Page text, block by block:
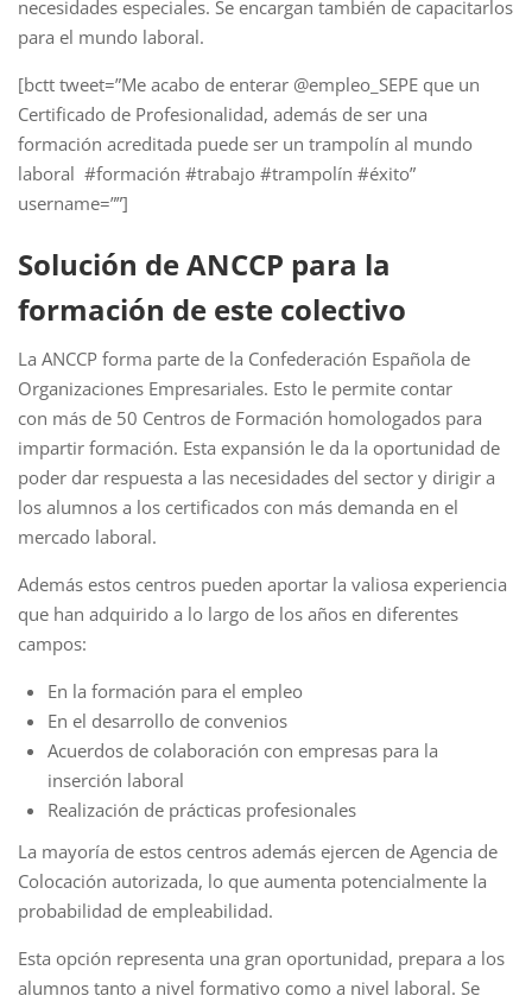
necesidades especiales. Se encargan también de capacitarlos
para el mundo laboral.
[bctt tweet=”Me acabo de enterar @empleo_SEPE que un
Certificado de Profesionalidad, además de ser una
formación acreditada puede ser un trampolín al mundo
laboral #formación #trabajo #trampolín #éxito”
username=””]
Solución de ANCCP para la
formación de este colectivo
La ANCCP forma parte de la Confederación Española de
Organizaciones Empresariales. Esto le permite contar
con más de 50 Centros de Formación homologados para
impartir formación. Esta expansión le da la oportunidad de
poder dar respuesta a las necesidades del sector y dirigir a
los alumnos a los certificados con más demanda en el
mercado laboral.
Además estos centros pueden aportar la valiosa experiencia
que han adquirido a lo largo de los años en diferentes
campos:
En la formación para el empleo
En el desarrollo de convenios
Acuerdos de colaboración con empresas para la
inserción laboral
Realización de prácticas profesionales
La mayoría de estos centros además ejercen de Agencia de
Colocación autorizada, lo que aumenta potencialmente la
probabilidad de empleabilidad.
Esta opción representa una gran oportunidad, prepara a los
alumnos tanto a nivel formativo como a nivel laboral. Se